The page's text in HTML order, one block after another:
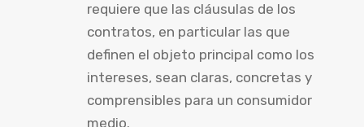
requiere que las cláusulas de los
contratos, en particular las que
definen el objeto principal como los
intereses, sean claras, concretas y
comprensibles para un consumidor
medio.